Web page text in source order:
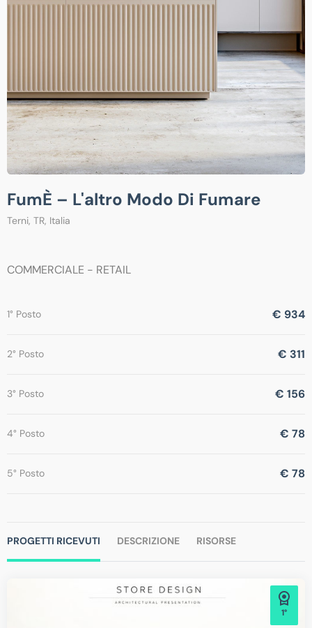
FumÈ – L'altro Modo Di Fumare
Terni, TR, Italia
COMMERCIALE - RETAIL
1° Posto € 934
2° Posto € 311
3° Posto € 156
4° Posto € 78
5° Posto € 78
PROGETTI RICEVUTI DESCRIZIONE RISORSE
1°